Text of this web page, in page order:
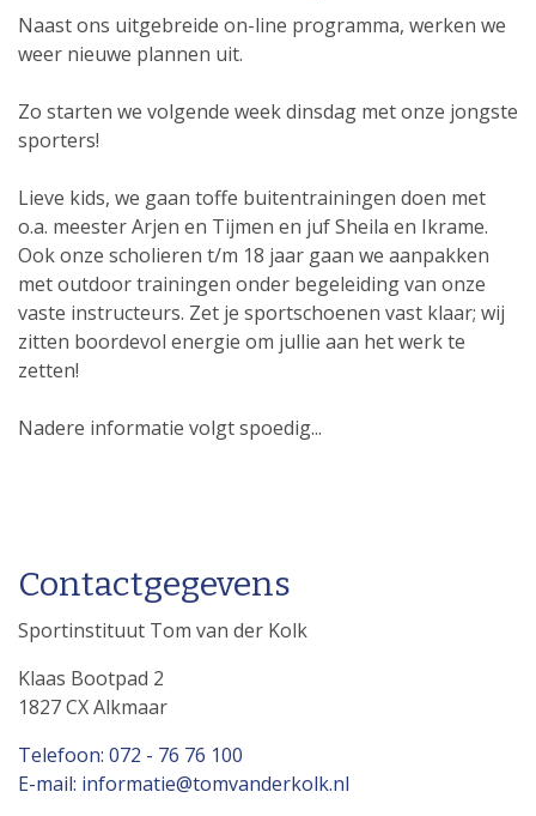
Naast ons uitgebreide on-line programma, werken we
weer nieuwe plannen uit.
Zo starten we volgende week dinsdag met onze jongste
sporters!
Lieve kids, we gaan toffe buitentrainingen doen met
o.a. meester Arjen en Tijmen en juf Sheila en Ikrame.
Ook onze scholieren t/m 18 jaar gaan we aanpakken
met outdoor trainingen onder begeleiding van onze
vaste instructeurs. Zet je sportschoenen vast klaar; wij
zitten boordevol energie om jullie aan het werk te
zetten!
Nadere informatie volgt spoedig...
Contactgegevens
Sportinstituut Tom van der Kolk
Klaas Bootpad 2
1827 CX Alkmaar
Telefoon: 072 - 76 76 100
E-mail: informatie@tomvanderkolk.nl